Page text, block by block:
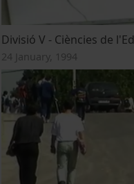
Divisió V - Ciències de
24 January, 1994